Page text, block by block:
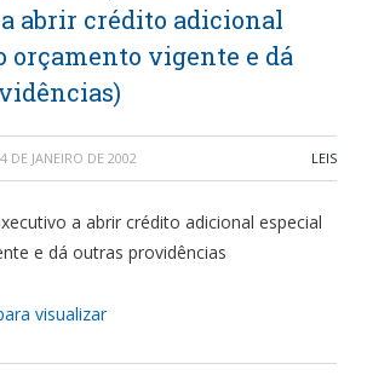
abrir crédito adicional
orçamento vigente e dá
DE JANEIRO DE 2002 LEIS
a abrir crédito adicional especial
e dá outras providências
visualizar